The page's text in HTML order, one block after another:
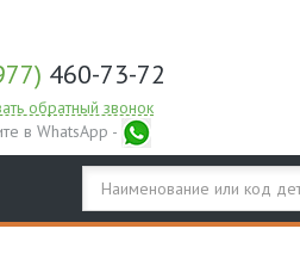
460-73-72
обратный звонок
в WhatsApp -